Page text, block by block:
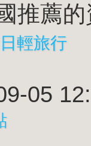
推薦
輕旅行
05